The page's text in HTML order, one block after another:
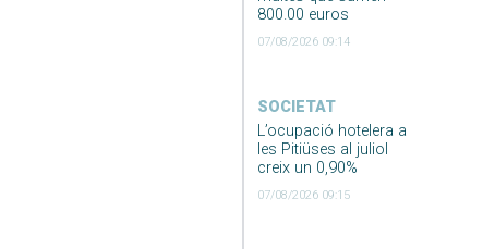
800.00 euros
07/08/2026 09:14
SOCIETAT
L’ocupació hotelera a
les Pitiüses al juliol
creix un 0,90%
07/08/2026 09:15